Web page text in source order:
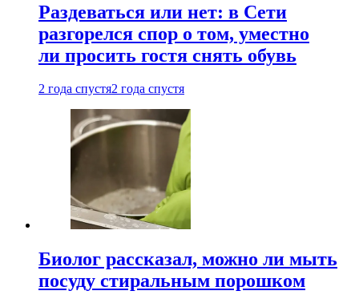
Раздеваться или нет: в Сети
разгорелся спор о том, уместно
ли просить гостя снять обувь
2 года спустя2 года спустя
Биолог рассказал, можно ли мыть
посуду стиральным порошком